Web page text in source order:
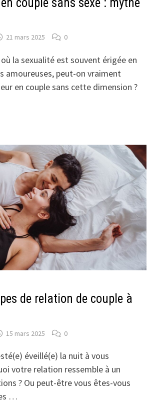
21 mars 2025 0
la sexualité est souvent érigée en
amoureuses, peut-on vraiment
en couple sans cette dimension ?
de relation de couple à
15 mars 2025 0
éveillé(e) la nuit à vous
votre relation ressemble à un
? Ou peut-être vous êtes-vous
…